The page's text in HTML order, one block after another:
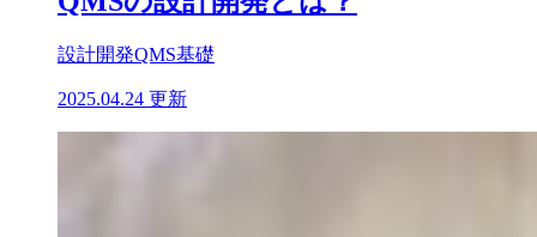
設計開発QMS基礎
2025.04.24 更新